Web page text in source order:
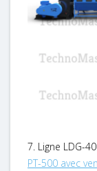
7. Ligne LDG-
PT-500 avec